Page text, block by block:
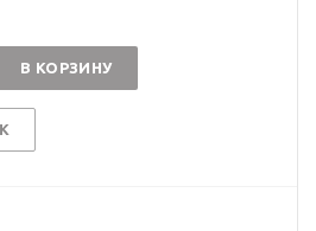
В КОРЗИНУ